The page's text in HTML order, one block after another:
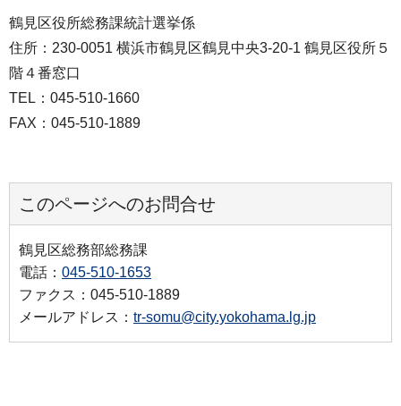
鶴見区役所総務課統計選挙係
住所：230-0051 横浜市鶴見区鶴見中央3-20-1 鶴見区役所５
階４番窓口
TEL：045-510-1660
FAX：045-510-1889
このページへのお問合せ
鶴見区総務部総務課
電話： 045-510-1653
ファクス：045-510-1889
メールアドレス： tr-somu@city.yokohama.lg.jp